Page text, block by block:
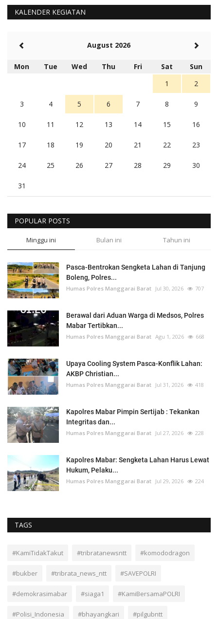
KALENDER KEGIATAN
August 2026
Mon Tue Wed Thu Fri Sat
Sun
1
2
3 4 5 6 7 8 9
10 11 12 13 14 15 16
17 18 19 20 21 22 23
24 25 26 27 28 29 30
31
POPULAR POSTS
Minggu ini Bulan ini Tahun ini
Pasca-Bentrokan Sengketa Lahan di Tanjung
Boleng, Polres...
Humas Polres Manggarai Barat Jul 30, 2026 707
Berawal dari Aduan Warga di Medsos, Polres
Mabar Tertibkan...
Humas Polres Manggarai Barat Agu 1, 2026 668
Upaya Cooling System Pasca-Konflik Lahan:
AKBP Christian...
Humas Polres Manggarai Barat Jul 31, 2026 418
Kapolres Mabar Pimpin Sertijab : Tekankan
Integritas dan...
Humas Polres Manggarai Barat Jul 27, 2026 228
Kapolres Mabar: Sengketa Lahan Harus Lewat
Hukum, Pelaku...
Humas Polres Manggarai Barat Jul 29, 2026 224
TAGS
#KamiTidakTakut #tribratanewsntt #komododragon
#bukber #tribrata_news_ntt #SAVEPOLRI
#demokrasimabar #siaga1 #KamiBersamaPOLRI
#Polisi_Indonesia #bhayangkari #pilgubntt